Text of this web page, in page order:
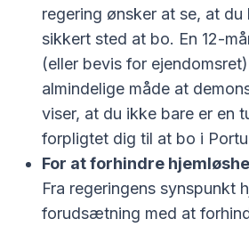
regering ønsker at se, at
sikkert sted at bo. En 12-
(eller bevis for
almindelige måde at
viser, at du ikke bare er en
forpligtet dig til at bo i
For at forhindre
Fra regeringens synspunkt
forudsætning med at